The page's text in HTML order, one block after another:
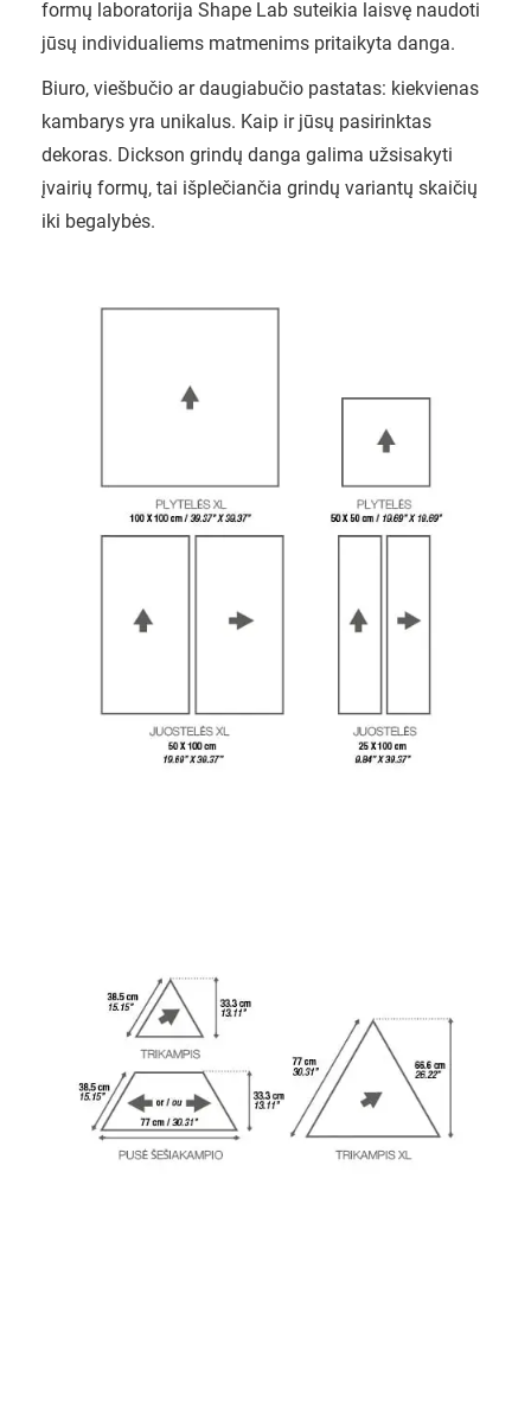
formų laboratorija Shape Lab suteikia laisvę naudoti
jūsų individualiems matmenims pritaikyta danga.
Biuro, viešbučio ar daugiabučio pastatas: kiekvienas
kambarys yra unikalus. Kaip ir jūsų pasirinktas
dekoras. Dickson grindų danga galima užsisakyti
įvairių formų, tai išplečiančia grindų variantų skaičių
iki begalybės.